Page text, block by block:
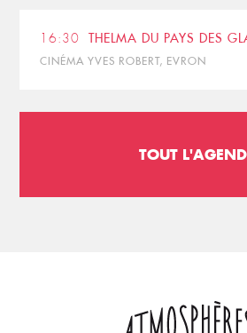
16:30 THELMA DU PAYS DES
CINÉMA YVES ROBERT, EVRON
TOUT